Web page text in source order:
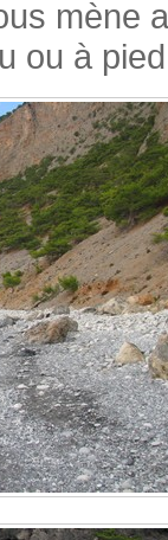
mène
ou à